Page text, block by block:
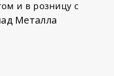
и в розницу с
Металла